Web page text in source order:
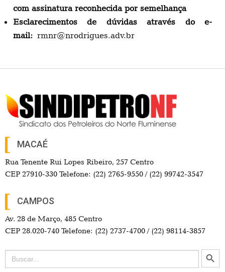
com assinatura reconhecida por semelhança
Esclarecimentos de dúvidas através do e-
mail: rmnr@nrodrigues.adv.br
MACAÉ
Rua Tenente Rui Lopes Ribeiro, 257 Centro
CEP 27910-330 Telefone: (22) 2765-9550 / (22) 99742-3547
CAMPOS
Av. 28 de Março, 485 Centro
CEP 28.020-740 Telefone: (22) 2737-4700 / (22) 98114-3857
Search
for:
Search Button